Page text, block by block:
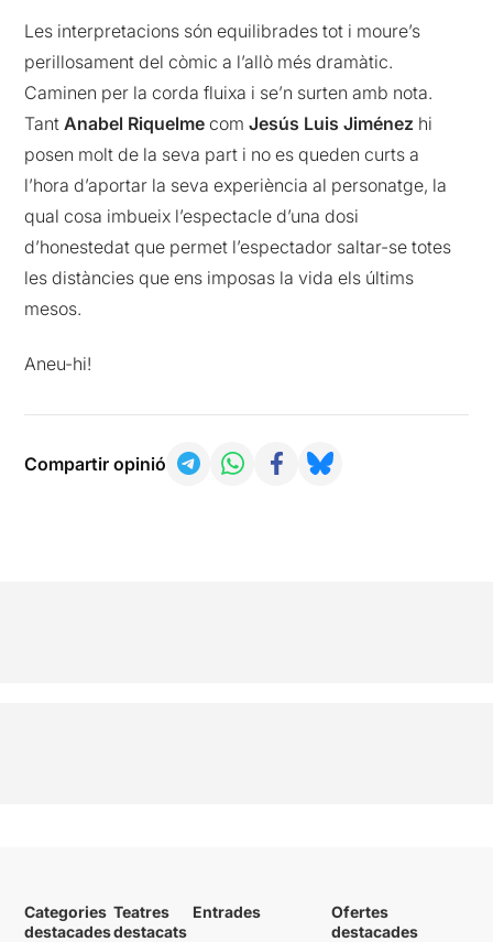
Les interpretacions són equilibrades tot i moure’s
perillosament del còmic a l’allò més dramàtic.
Caminen per la corda fluixa i se’n surten amb nota.
TantAnabel Riquelme comJesús Luis Jiménez hi
posen molt de la seva part i no es queden curts a
l’hora d’aportar la seva experiència al personatge, la
qual cosa imbueix l’espectacle d’una dosi
d’honestedat que permet l’espectador saltar-se totes
les distàncies que ens imposas la vida els últims
mesos.
Aneu-hi!
Compartir opinió
Categories
destacades
Teatres
destacats
Entrades
Ofertes
destacades